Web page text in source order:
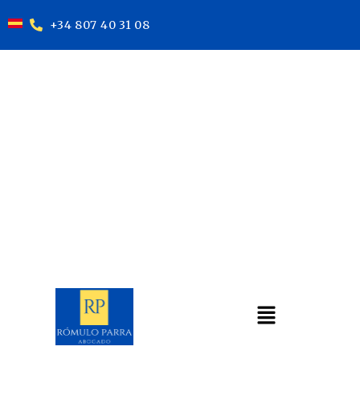
+34 807 40 31 08